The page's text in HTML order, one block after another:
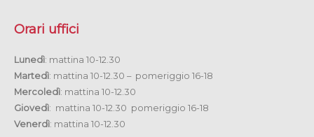
Orari uffici
Lunedì: mattina 10-12.30
Martedì: mattina 10-12.30 – pomeriggio 16-18
Mercoledì: mattina 10-12.30
Giovedì: mattina 10-12.30 pomeriggio 16-18
Venerdì: mattina 10-12.30